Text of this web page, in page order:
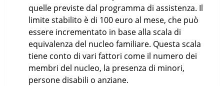
quelle previste dal programma di assistenza. Il
limite stabilito è di 100 euro al mese, che può
essere incrementato in base alla scala di
equivalenza del nucleo familiare. Questa scala
tiene conto di vari fattori come il numero dei
membri del nucleo, la presenza di minori,
persone disabili o anziane.